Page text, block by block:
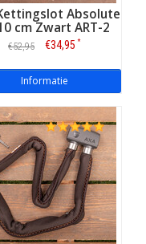
Absolute
cm Zwart ART-2
€52,95 €34,95 *
Informatie